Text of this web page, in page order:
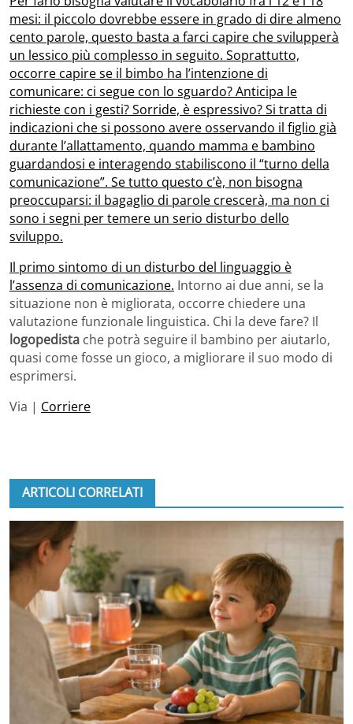
mesi: il piccolo dovrebbe essere in grado di dire almeno
cento parole, questo basta a farci capire che svilupperà
un lessico più complesso in seguito. Soprattutto,
occorre capire se il bimbo ha l’intenzione di
comunicare: ci segue con lo sguardo? Anticipa le
richieste con i gesti? Sorride, è espressivo? Si tratta di
indicazioni che si possono avere osservando il figlio già
durante l’allattamento, quando mamma e bambino
guardandosi e interagendo stabiliscono il “turno della
comunicazione”. Se tutto questo c’è, non bisogna
preoccuparsi: il bagaglio di parole crescerà, ma non ci
sono i segni per temere un serio disturbo dello
sviluppo.
Il primo sintomo di un disturbo del linguaggio è
l’assenza di comunicazione. Intorno ai due anni, se la
situazione non è migliorata, occorre chiedere una
valutazione funzionale linguistica. Chi la deve fare? Il
logopedista che potrà seguire il bambino per aiutarlo,
quasi come fosse un gioco, a migliorare il suo modo di
esprimersi.
Via | Corriere
ARTICOLI CORRELATI